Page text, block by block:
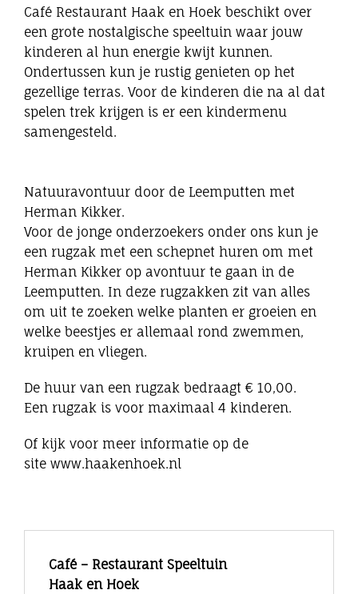
Winkels
Bedrijven
Café Restaurant Haak en Hoek beschikt over
een grote nostalgische speeltuin waar jouw
kinderen al hun energie kwijt kunnen.
Ondertussen kun je rustig genieten op het
gezellige terras. Voor de kinderen die na al dat
spelen trek krijgen is er een kindermenu
samengesteld.
Natuuravontuur door de Leemputten met
Herman Kikker.
Voor de jonge onderzoekers onder ons kun je
een rugzak met een schepnet huren om met
Herman Kikker op avontuur te gaan in de
Leemputten. In deze rugzakken zit van alles
om uit te zoeken welke planten er groeien en
welke beestjes er allemaal rond zwemmen,
kruipen en vliegen.
De huur van een rugzak bedraagt € 10,00.
Een rugzak is voor maximaal 4 kinderen.
Of kijk voor meer informatie op de
site www.haakenhoek.nl
Café – Restaurant Speeltuin
Haak en Hoek